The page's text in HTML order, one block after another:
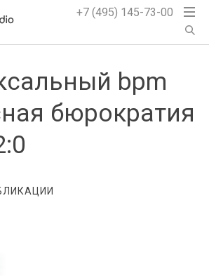
+7 (495) 145-73-00
bpm
бюрократия